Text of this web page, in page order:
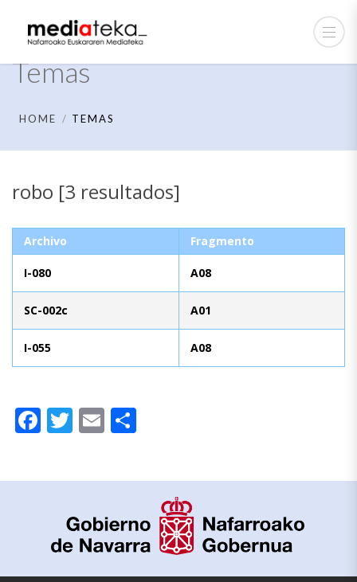
Temas
HOME TEMAS
robo [3 resultados]
Archivo Fragmento
I-080 A08
SC-002c A01
I-055 A08
Facebook
Twitter
Email